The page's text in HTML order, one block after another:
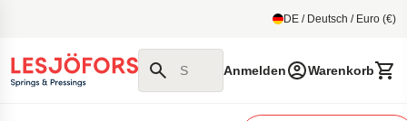
DE / Deutsch / Euro (€)
Suchen Sie auf unserer Website
Anmelden Warenkorb